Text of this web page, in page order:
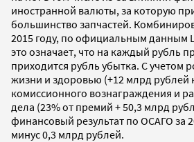
иностранной валюты, за которую
большинство запчастей.
2015 году, по официальным данным
это означает, что на каждый рубль
приходится рубль убытка. С учетом
жизни и здоровью (+12 млрд рублей
комиссионного вознаграждения и
дела (23% от премий + 50,3 млрд
финансовый результат по ОСАГО за
минус 0,3 млрд рублей.